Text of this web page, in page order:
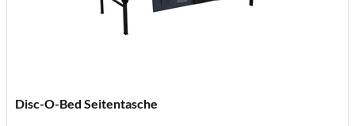
Disc-O-Bed Seitentasche